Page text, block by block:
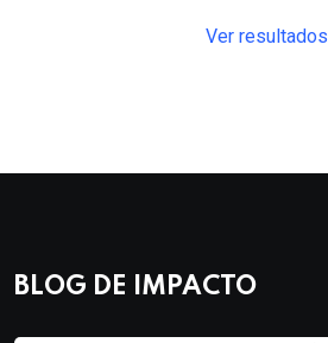
Ver resultados
BLOG DE IMPACTO